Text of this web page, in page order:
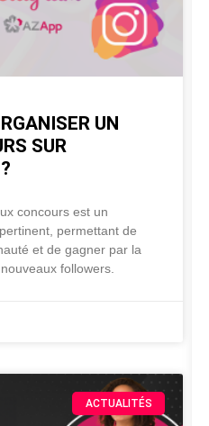
UN
SUR
concours est un
permettant de
et de gagner par la
followers.
ACTUALITÉS